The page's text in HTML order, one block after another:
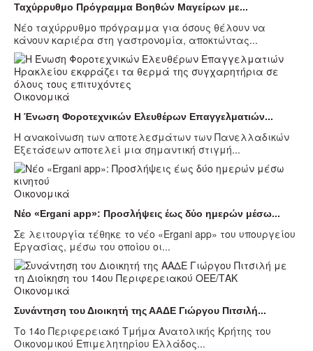
Ταχύρρυθμο Πρόγραμμα Βοηθών Μαγείρων με...
Νέο ταχύρρυθμο πρόγραμμα για όσους θέλουν να
κάνουν καριέρα στη γαστρονομία, αποκτώντας...
Οικονομικά
Η Ένωση Φοροτεχνικών Ελευθέρων Επαγγελματιών...
Η ανακοίνωση των αποτελεσμάτων των Πανελλαδικών
Εξετάσεων αποτελεί μια σημαντική στιγμή...
Οικονομικά
Νέο «Ergani app»: Προσλήψεις έως δύο ημερών μέσω...
Σε λειτουργία τέθηκε το νέο «Ergani app» του υπουργείου
Εργασίας, μέσω του οποίου οι...
Οικονομικά
Συνάντηση του Διοικητή της ΑΑΔΕ Γιώργου Πιτσιλή...
Το 14ο Περιφερειακό Τμήμα Ανατολικής Κρήτης του
Οικονομικού Επιμελητηρίου Ελλάδος...